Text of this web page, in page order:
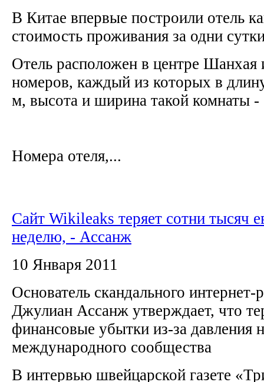
В Китае впервые построили отель
стоимость проживания за одни
Отель расположен в центре Шанхая
номеров, каждый из которых в
м, высота и ширина такой комнаты
Номера отеля,...
Сайт Wikileaks теряет сотни тысяч
неделю, - Ассанж
10 Января 2011
Основатель скандального
Джулиан Ассанж утверждает, что
финансовые убытки из-за давления
международного сообщества
В интервью швейцарской газете